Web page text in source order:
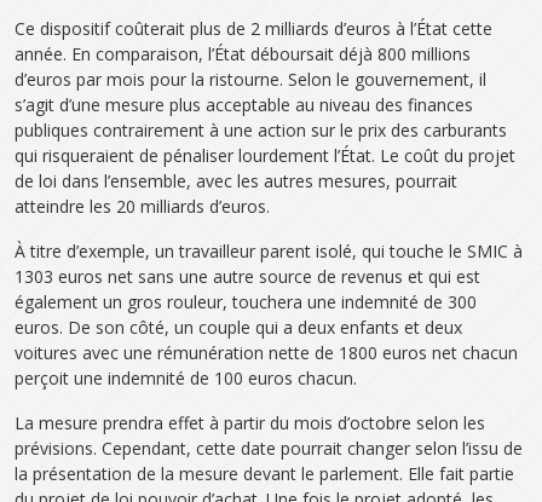
Ce dispositif coûterait plus de 2 milliards d’euros à l’État cette
année. En comparaison, l’État déboursait déjà 800 millions
d’euros par mois pour la ristourne. Selon le gouvernement, il
s’agit d’une mesure plus acceptable au niveau des finances
publiques contrairement à une action sur le prix des carburants
qui risqueraient de pénaliser lourdement l’État. Le coût du projet
de loi dans l’ensemble, avec les autres mesures, pourrait
atteindre les 20 milliards d’euros.
À titre d’exemple, un travailleur parent isolé, qui touche le SMIC à
1303 euros net sans une autre source de revenus et qui est
également un gros rouleur, touchera une indemnité de 300
euros. De son côté, un couple qui a deux enfants et deux
voitures avec une rémunération nette de 1800 euros net chacun
perçoit une indemnité de 100 euros chacun.
La mesure prendra effet à partir du mois d’octobre selon les
prévisions. Cependant, cette date pourrait changer selon l’issu de
la présentation de la mesure devant le parlement. Elle fait partie